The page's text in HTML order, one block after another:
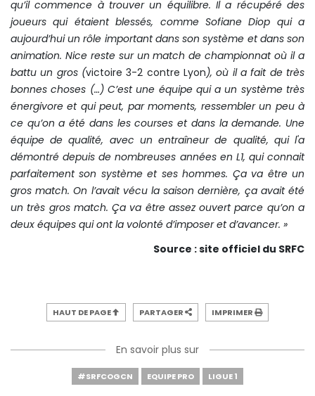
qu’il commence à trouver un équilibre. Il a récupéré des
joueurs qui étaient blessés, comme Sofiane Diop qui a
aujourd’hui un rôle important dans son système et dans son
animation. Nice reste sur un match de championnat où il a
battu un gros (victoire 3-2 contre Lyon), où il a fait de très
bonnes choses (…) C’est une équipe qui a un système très
énergivore et qui peut, par moments, ressembler un peu à
ce qu’on a été dans les courses et dans la demande. Une
équipe de qualité, avec un entraîneur de qualité, qui l'a
démontré depuis de nombreuses années en L1, qui connait
parfaitement son système et ses hommes. Ça va être un
gros match. On l’avait vécu la saison dernière, ça avait été
un très gros match. Ça va être assez ouvert parce qu’on a
deux équipes qui ont la volonté d’imposer et d’avancer. »
Source : site officiel du SRFC
HAUT DE PAGE PARTAGER IMPRIMER
En savoir plus sur
#SRFCOGCN EQUIPE PRO LIGUE 1